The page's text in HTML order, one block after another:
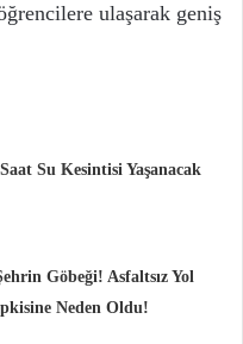
ulaşarak geniş
Su Kesintisi Yaşanacak
Göbeği! Asfaltsız Yol
Neden Oldu!